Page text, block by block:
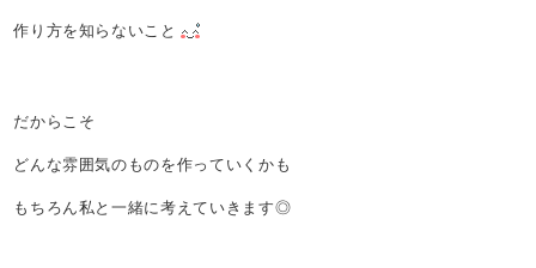
作り方を知らないこと
だからこそ
どんな雰囲気のものを作っていくかも
もちろん私と一緒に考えていきます◎